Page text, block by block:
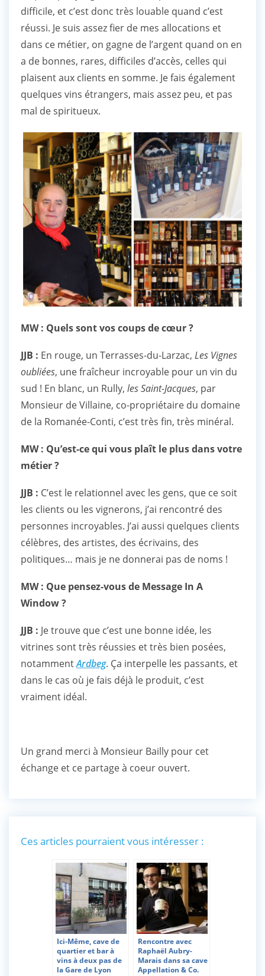
difficile, et c’est donc très louable quand c’est
réussi. Je suis assez fier de mes allocations et
dans ce métier, on gagne de l’argent quand on en
a de bonnes, rares, difficiles d’accès, celles qui
plaisent aux clients en somme. Je fais également
quelques vins étrangers, mais assez peu, et pas
mal de spiritueux.
MW : Quels sont vos coups de cœur ?
JJB : En rouge, un Terrasses-du-Larzac, Les Vignes
oubliées, une fraîcheur incroyable pour un vin du
sud ! En blanc, un Rully, les Saint-Jacques, par
Monsieur de Villaine, co-propriétaire du domaine
de la Romanée-Conti, c’est très fin, très minéral.
MW : Qu’est-ce qui vous plaît le plus dans votre
métier ?
JJB : C’est le relationnel avec les gens, que ce soit
les clients ou les vignerons, j’ai rencontré des
personnes incroyables. J’ai aussi quelques clients
célèbres, des artistes, des écrivains, des
politiques… mais je ne donnerai pas de noms !
MW : Que pensez-vous de Message In A
Window ?
JJB : Je trouve que c’est une bonne idée, les
vitrines sont très réussies et très bien posées,
notammentArdbeg. Ça interpelle les passants, et
dans le cas où je fais déjà le produit, c’est
vraiment idéal.
Un grand merci à Monsieur Bailly pour cet
échange et ce partage à coeur ouvert.
Ces articles pourraient vous intéresser :
Ici-Même, cave de
quartier et bar à
vins à deux pas de
la Gare de Lyon
Rencontre avec
Raphaël Aubry-
Marais dans sa cave
Appellation & Co.